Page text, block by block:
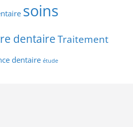
soins
dentaire Traitement
dentaire étude